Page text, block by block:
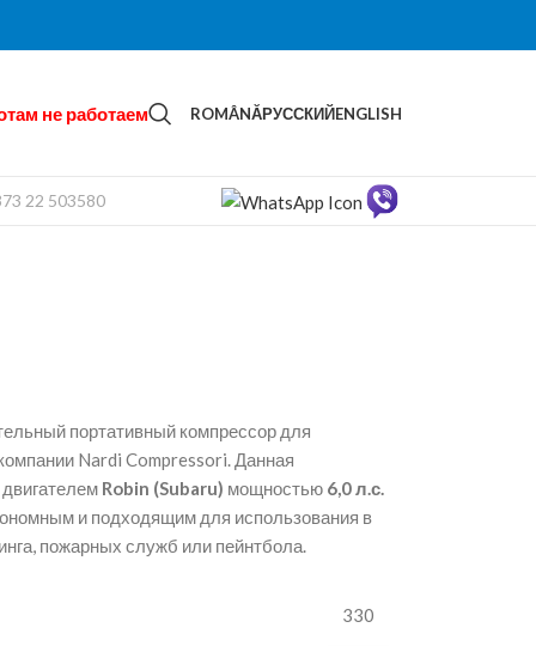
не работаем ROMÂNĂРУССКИЙENGLISH
22 503580
портативный компрессор для
Nardi Compressori. Данная
Robin (Subaru) мощностью 6,0 л.с.
и подходящим для использования в
пожарных служб или пейнтбола.
330